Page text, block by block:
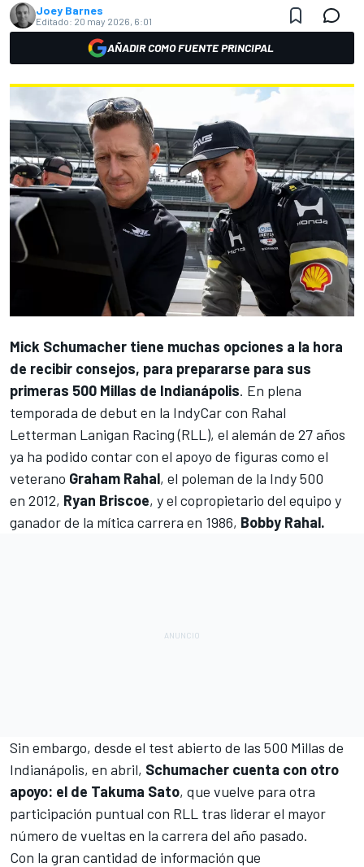
Joey Barnes
Editado: 20 may 2026, 6:01
AÑADIR COMO FUENTE PRINCIPAL
Mick Schumacher tiene muchas opciones a la hora
de recibir consejos, para prepararse para sus
primeras 500 Millas de Indianápolis. En plena
temporada de debut en la IndyCar con Rahal
Letterman Lanigan Racing(RLL), el alemán de 27 años
ya ha podido contar con el apoyo de figuras como el
veterano Graham Rahal, el poleman de la Indy 500
en 2012, Ryan Briscoe, y el copropietario del equipo y
ganador de la mítica carrera en 1986, Bobby Rahal.
Sin embargo, desde el test abierto de las 500 Millas de
Indianápolis, en abril, Schumacher cuenta con otro
apoyo: el de Takuma Sato, que vuelve para otra
participación puntual con RLL tras liderar el mayor
número de vueltas en la carrera del año pasado.
Con la gran cantidad de información que